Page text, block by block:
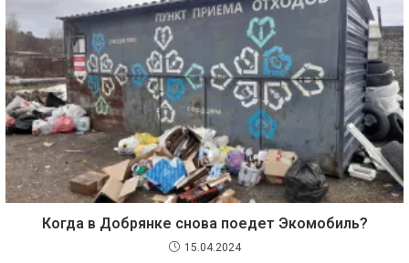
Когда в Добрянке снова поедет Экомобиль?
15.04.2024